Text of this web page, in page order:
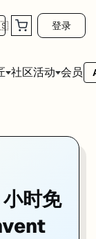
登录
社区活动 会员
进入最后 48 小时
时免